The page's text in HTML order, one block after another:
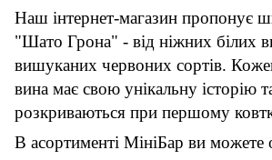
Наш інтернет-магазин пропонує
"Шато Грона" - від ніжних білих
вишуканих червоних сортів.
вина має свою унікальну історію
розкриваються при першому
В асортименті МініБар ви